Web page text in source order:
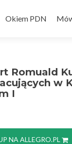
Okiem PDN
Romuald
w
I
NA ALLEGRO.PL